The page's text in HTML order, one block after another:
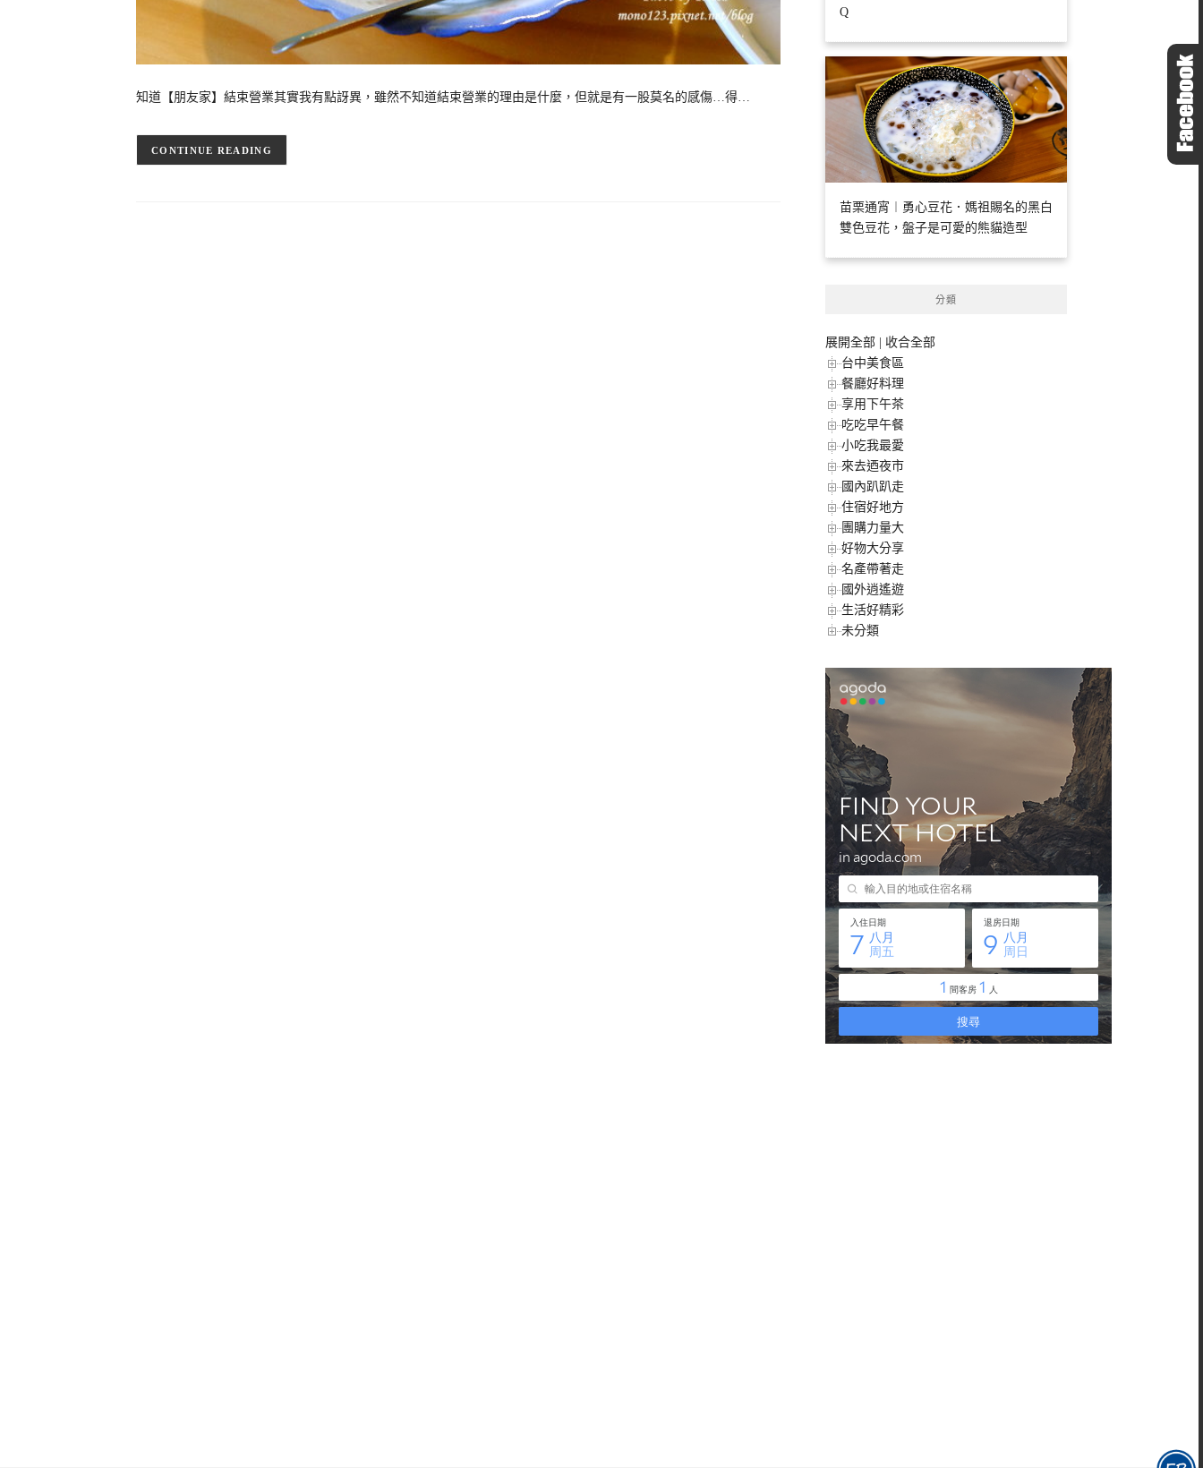
知道【朋友家】結束營業其實我有點訝異，雖然不知道結束營業的理由是什麼，但就是有一股莫名的感傷…得…
CONTINUE READING
Q
苗栗通宵︱勇心豆花．媽祖賜名的黑白
雙色豆花，盤子是可愛的熊貓造型
分類
展開全部
收合全部
台中美食區
餐廳好料理
享用下午茶
吃吃早午餐
小吃我最愛
來去迺夜市
國內趴趴走
住宿好地方
團購力量大
好物大分享
名產帶著走
國外逍遙遊
生活好精彩
未分類